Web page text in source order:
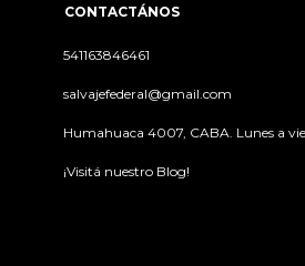
CONTACTÁNOS
541163846461
salvajefederal@gmail.com
Humahuaca 4007, CABA. Lunes a
¡Visitá nuestro Blog!